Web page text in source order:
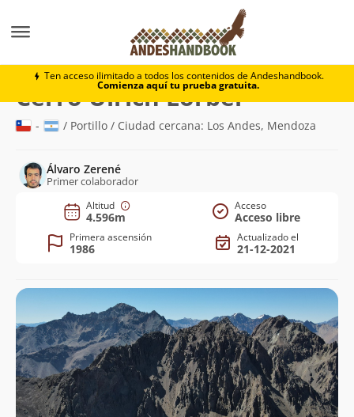
Ten acceso ilimitado a todos los contenidos de Andeshandbook.
Comienza aquí tu prueba gratuita.
Cerro Ulrich Lorber
Cerro Ulrich Lorber(4.596m)
- / Portillo / Ciudad cercana: Los Andes, Mendoza
Álvaro Zerené
Primer colaborador
Altitud
4.596m
Acceso
Acceso libre
Primera ascensión
1986
Actualizado el
21-12-2021